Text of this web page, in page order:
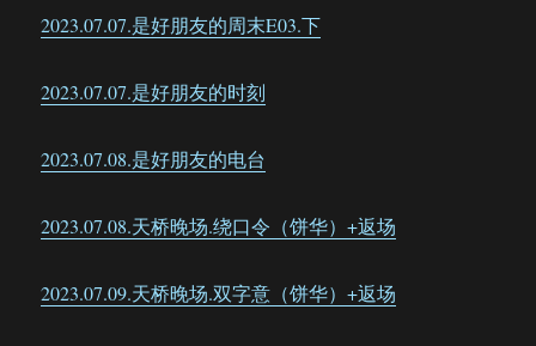
2023.07.07.是好朋友的周末E03.下
2023.07.07.是好朋友的时刻
2023.07.08.是好朋友的电台
2023.07.08.天桥晚场.绕口令（饼华）+返场
2023.07.09.天桥晚场.双字意（饼华）+返场